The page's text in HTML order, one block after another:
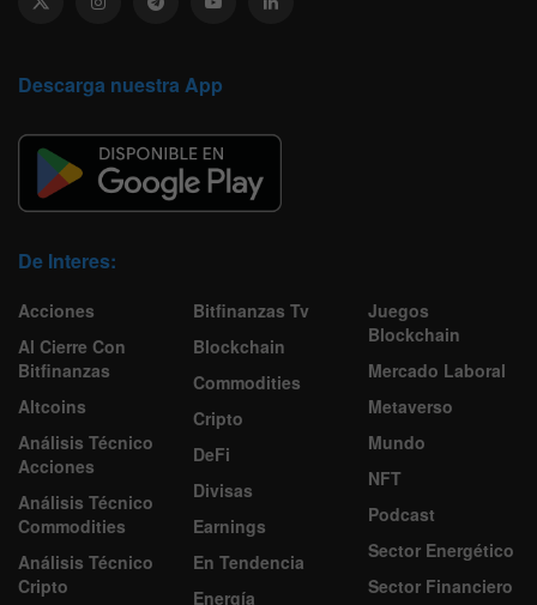
Descarga nuestra App
De Interes:
Acciones
Al Cierre Con
Bitfinanzas
Altcoins
Análisis Técnico
Acciones
Análisis Técnico
Commodities
Análisis Técnico
Cripto
Bitfinanzas Tv
Blockchain
Commodities
Cripto
DeFi
Divisas
Earnings
En Tendencia
Energía
Juegos
Blockchain
Mercado Laboral
Metaverso
Mundo
NFT
Podcast
Sector Energético
Sector Financiero